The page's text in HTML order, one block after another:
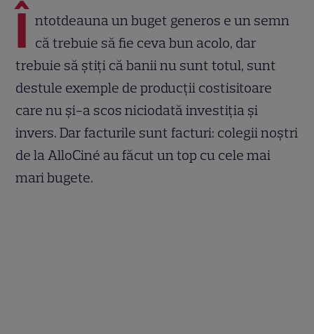
Î ntotdeauna un buget generos e un semn
că trebuie să fie ceva bun acolo, dar
trebuie să știți că banii nu sunt totul, sunt
destule exemple de producții costisitoare
care nu și-a scos niciodată investiția și
invers. Dar facturile sunt facturi: colegii noștri
de la AlloCiné au făcut un top cu cele mai
mari bugete.